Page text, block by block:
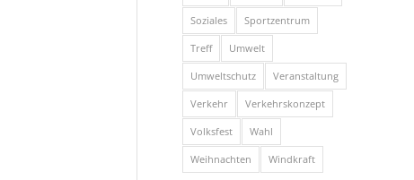
Soziales Sportzentrum
Treff Umwelt
Umweltschutz Veranstaltung
Verkehr Verkehrskonzept
Volksfest Wahl
Weihnachten Windkraft